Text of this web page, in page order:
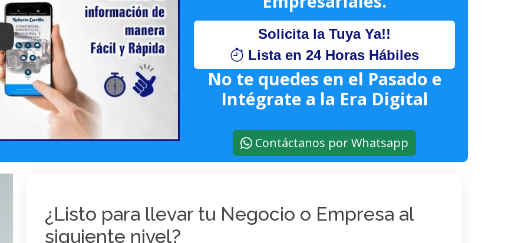
Keynote (Google I/O '18)
Solicita la Tuya Ya!!
Lista en 24 Horas Hábiles
No te quedes en el Pasado e
Intégrate a la Era Digital
Contáctanos por Whatsapp
¿Listo para llevar tu Negocio o Empresa al
siguiente nivel?